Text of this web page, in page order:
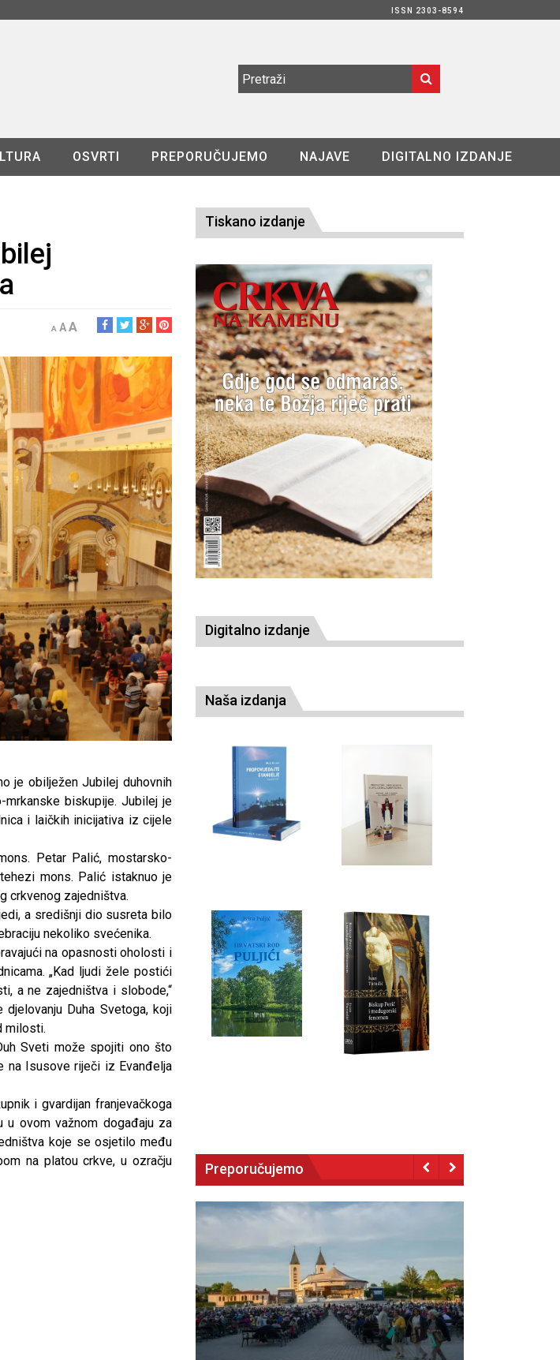
ISSN 2303-8594
OSVRTI PREPORUČUJEMO NAJAVE DIGITALNO IZDANJE
A AA
je obilježen Jubilej duhovnih
mrkanske biskupije. Jubilej je
i laičkih inicijativa iz cijele
Petar Palić, mostarsko-
mons. Palić istaknuo je
crkvenog zajedništva.
a središnji dio susreta bilo
nekoliko svećenika.
na opasnosti oholosti i
„Kad ljudi žele postići
a ne zajedništva i slobode,“
Duha Svetoga, koji
milosti.
Sveti može spojiti ono što
na Isusove riječi iz Evanđelja
i gvardijan franjevačkoga
u ovom važnom događaju za
koje se osjetilo među
na platou crkve, u ozračju
Tiskano izdanje
Digitalno izdanje
Naša izdanja
Preporučujemo